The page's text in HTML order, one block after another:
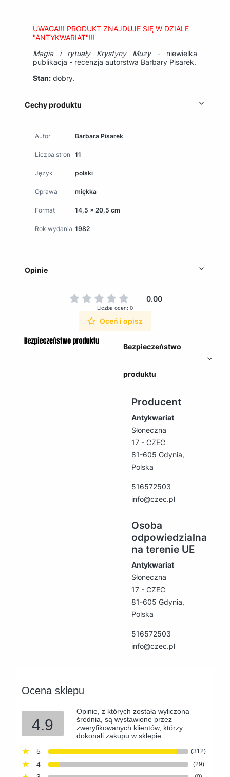
UWAGA!!! PRODUKT ZNAJDUJE SIĘ W DZIALE
"ANTYKWARIAT"!!!
Magia i rytuały Krystyny Muzy- niewielka
publikacja - recenzja autorstwa Barbary Pisarek.
Stan: dobry.
Cechy produktu
Autor Barbara Pisarek
Liczba stron 11
Język polski
Oprawa miękka
Format 14,5 x 20,5 cm
Rok wydania 1982
Opinie
0.00
Liczba ocen: 0
Oceń i opisz
Bezpieczeństwo
produktu
Producent
Antykwariat
Słoneczna
17 - CZEC
81-605 Gdynia,
Polska
516572503
info@czec.pl
Osoba
odpowiedzialna
na terenie UE
Antykwariat
Słoneczna
17 - CZEC
81-605 Gdynia,
Polska
516572503
info@czec.pl
Ocena sklepu
4.9
Opinie, z których została wyliczona
średnia, są wystawione przez
zweryfikowanych klientów, którzy
dokonali zakupu w sklepie.
5
(312)
4 (29)